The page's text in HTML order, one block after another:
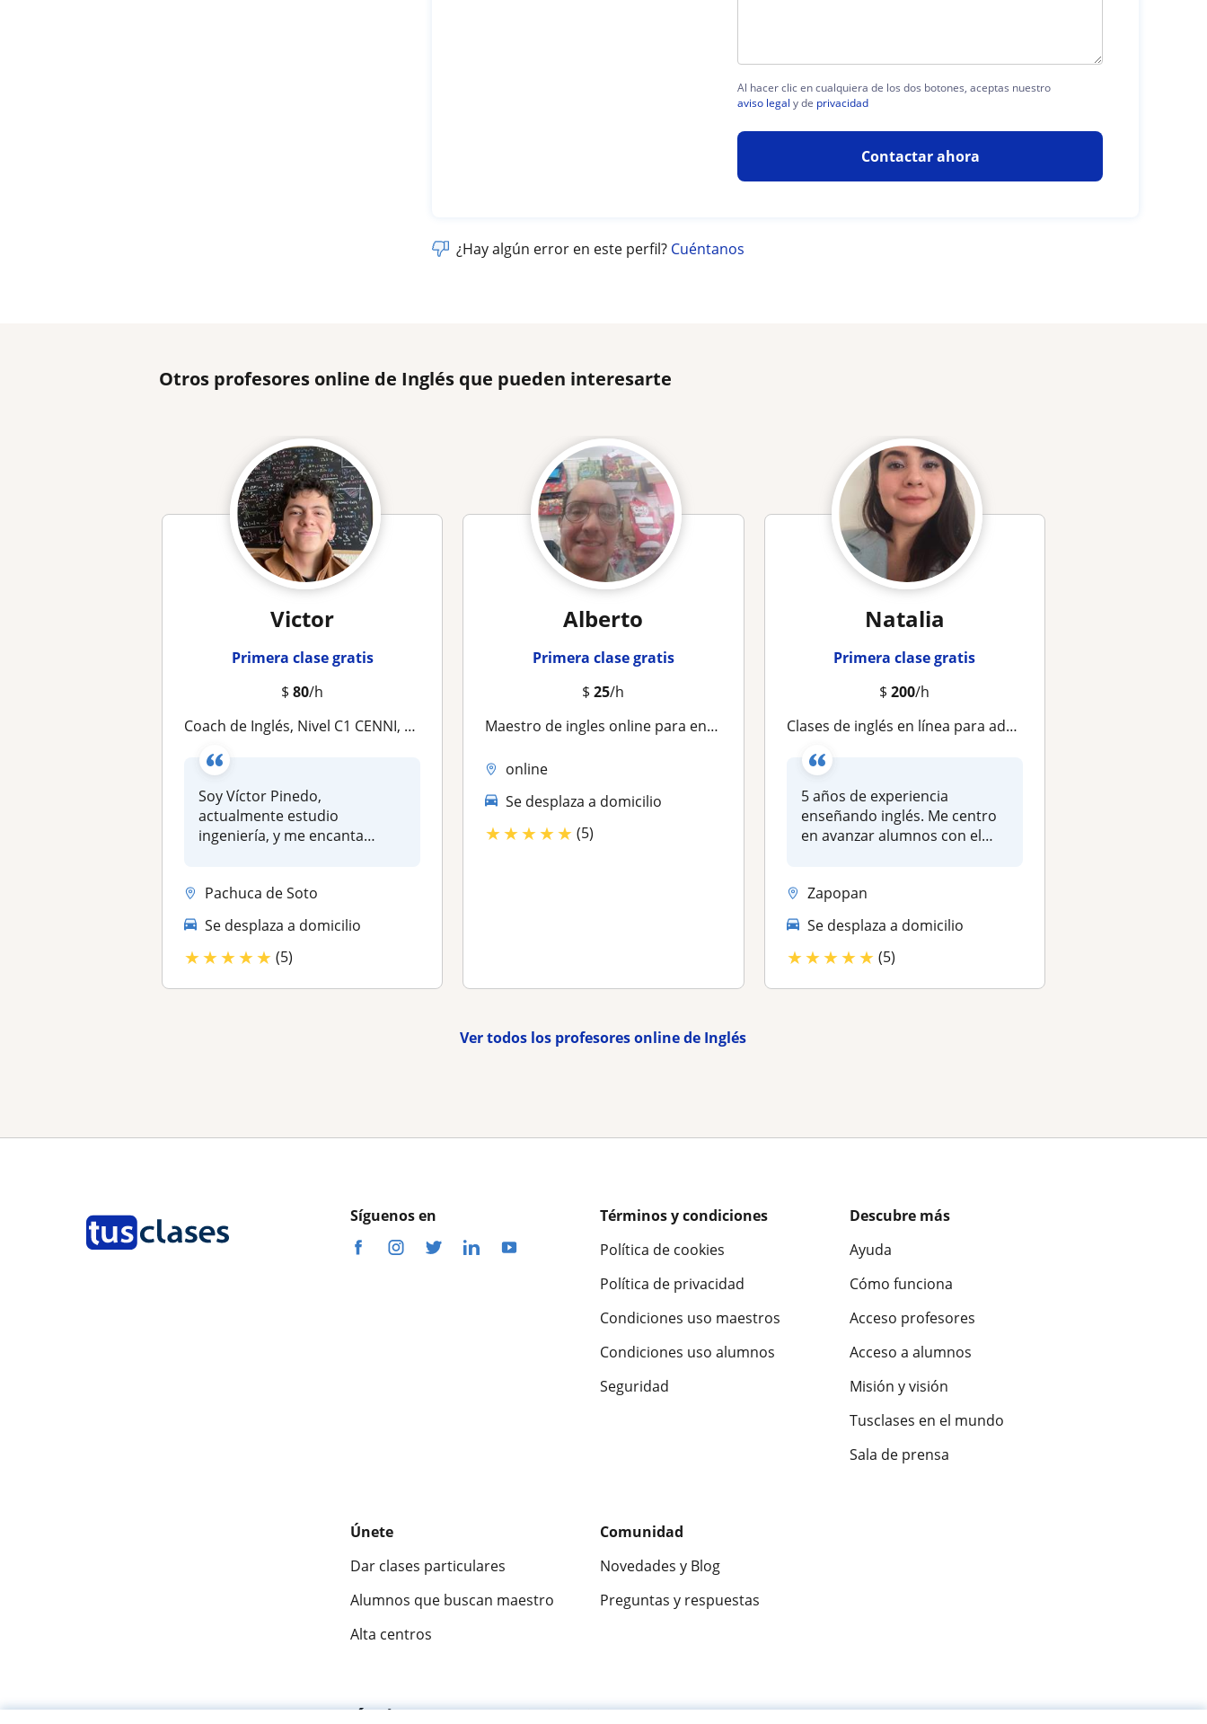
Al hacer clic en cualquiera de los dos botones, aceptas nuestro
aviso legal y de privacidad
Contactar ahora
¿Hay algún error en este perfil? Cuéntanos
Otros profesores online de Inglés que pueden interesarte
Victor
Primera clase gratis
$80/h
Coach de Inglés, Nivel C1 CENNI, vamos a aprender!
Soy Víctor Pinedo,
actualmente estudio
ingeniería, y me encanta
Pachuca de Soto
Se desplaza a domicilio
★★★★★ (5)
Alberto
Primera clase gratis
$25/h
Maestro de ingles online para enseñanza a niños adolescentes y adultos
online
Se desplaza a domicilio
★★★★★ (5)
Natalia
Primera clase gratis
$200/h
Clases de inglés en línea para adolescentes y adultos
5 años de experiencia
enseñando inglés. Me centro
en avanzar alumnos con el
Zapopan
Se desplaza a domicilio
★★★★★ (5)
Ver todos los profesores online de Inglés
Síguenos en
Términos y condiciones
Política de cookies
Política de privacidad
Condiciones uso maestros
Condiciones uso alumnos
Seguridad
Descubre más
Ayuda
Cómo funciona
Acceso profesores
Acceso a alumnos
Misión y visión
Tusclases en el mundo
Sala de prensa
Únete
Dar clases particulares
Alumnos que buscan maestro
Alta centros
Comunidad
Novedades y Blog
Preguntas y respuestas
Fantástica 9,5/10 ★★★★★